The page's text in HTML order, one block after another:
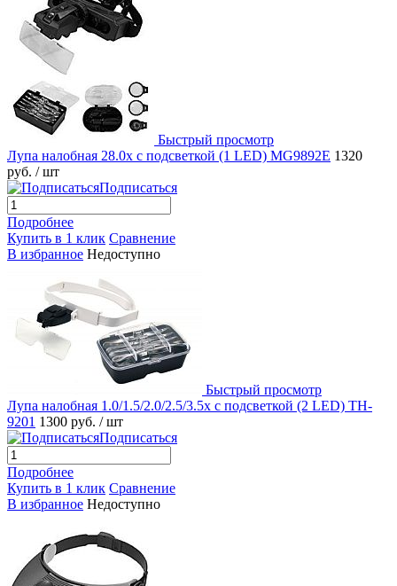
Быстрый просмотр
Лупа налобная 28.0x с подсветкой (1 LED) MG9892E 1320
руб. / шт
Подписаться
Подробнее
Купить в 1 клик Сравнение
В избранное Недоступно
Быстрый просмотр
Лупа налобная 1.0/1.5/2.0/2.5/3.5x с подсветкой (2 LED) TH-
9201 1300 руб. / шт
Подписаться
Подробнее
Купить в 1 клик Сравнение
В избранное Недоступно